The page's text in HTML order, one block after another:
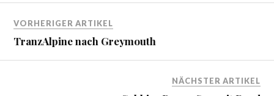
VORHERIGER ARTIKEL
TranzAlpine nach Greymouth
NÄCHSTER ARTIKEL